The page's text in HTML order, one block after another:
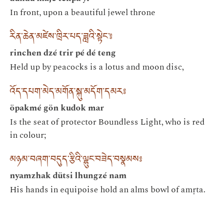
In front, upon a beautiful jewel throne
རིན་ཆེན་མཛེས་ཁྲིར་པད་ཟླའི་སྟེང་༔
rinchen dzé trir pé dé teng
Held up by peacocks is a lotus and moon disc,
འོད་དཔག་མེད་མགོན་སྐུ་མདོག་དམར༔
öpakmé gön kudok mar
Is the seat of protector Boundless Light, who is red
in colour;
མཉམ་བཞག་བདུད་རྩིའི་ལྷུང་བཟེད་བསྣམས༔
nyamzhak dütsi lhungzé nam
His hands in equipoise hold an alms bowl of amṛta.